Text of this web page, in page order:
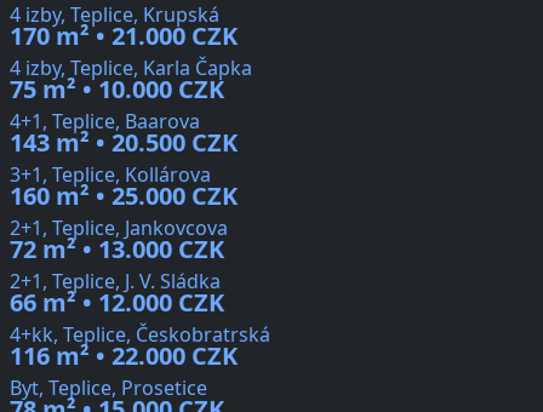
4 izby, Teplice, Krupská
170 m² • 21.000 CZK
4 izby, Teplice, Karla Čapka
75 m² • 10.000 CZK
4+1, Teplice, Baarova
143 m² • 20.500 CZK
3+1, Teplice, Kollárova
160 m² • 25.000 CZK
2+1, Teplice, Jankovcova
72 m² • 13.000 CZK
2+1, Teplice, J. V. Sládka
66 m² • 12.000 CZK
4+kk, Teplice, Českobratrská
116 m² • 22.000 CZK
Byt, Teplice, Prosetice